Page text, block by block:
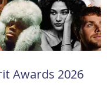
Awards 2026